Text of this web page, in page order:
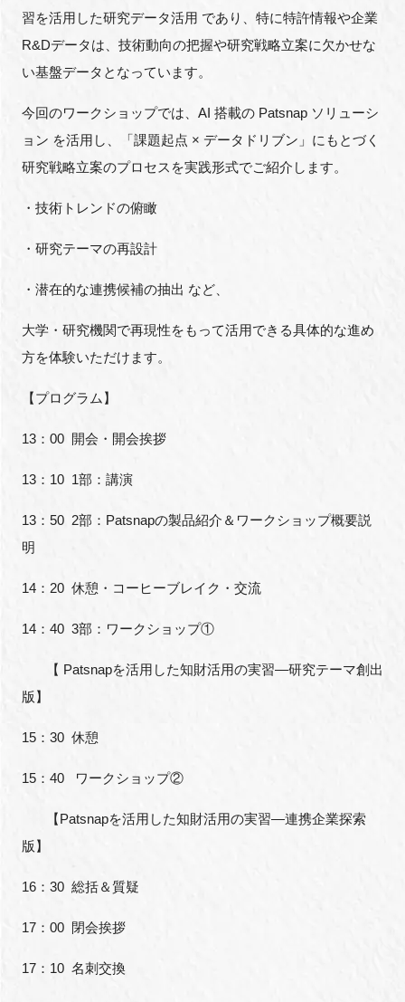
施設・アクセス
FAQ
習を活用した研究データ活用 であり、特に特許情報や企業
R&Dデータは、技術動向の把握や研究戦略立案に欠かせな
い基盤データとなっています。
今回のワークショップでは、AI 搭載の Patsnap ソリューシ
ョン を活用し、「課題起点 × データドリブン」にもとづく
研究戦略立案のプロセスを実践形式でご紹介します。
・技術トレンドの俯瞰
・研究テーマの再設計
・潜在的な連携候補の抽出 など、
大学・研究機関で再現性をもって活用できる具体的な進め
方を体験いただけます。
【プログラム】
13：00 開会・開会挨拶
13：10 1部：講演
13：50 2部：Patsnapの製品紹介＆ワークショップ概要説
明
14：20 休憩・コーヒーブレイク・交流
14：40 3部：ワークショップ①
【 Patsnapを活用した知財活用の実習—研究テーマ創出
版】
15：30 休憩
15：40 ワークショップ②
【Patsnapを活用した知財活用の実習—連携企業探索
版】
16：30 総括＆質疑
17：00 閉会挨拶
17：10 名刺交換